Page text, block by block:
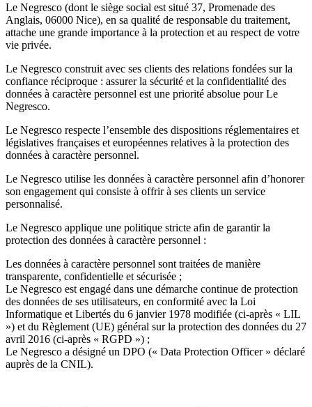
Le Negresco (dont le siège social est situé 37, Promenade des
Anglais, 06000 Nice), en sa qualité de responsable du traitement,
attache une grande importance à la protection et au respect de votre
vie privée.
Le Negresco construit avec ses clients des relations fondées sur la
confiance réciproque : assurer la sécurité et la confidentialité des
données à caractère personnel est une priorité absolue pour Le
Negresco.
Le Negresco respecte l’ensemble des dispositions réglementaires et
législatives françaises et européennes relatives à la protection des
données à caractère personnel.
Le Negresco utilise les données à caractère personnel afin d’honorer
son engagement qui consiste à offrir à ses clients un service
personnalisé.
Le Negresco applique une politique stricte afin de garantir la
protection des données à caractère personnel :
Les données à caractère personnel sont traitées de manière
transparente, confidentielle et sécurisée ;
Le Negresco est engagé dans une démarche continue de protection
des données de ses utilisateurs, en conformité avec la Loi
Informatique et Libertés du 6 janvier 1978 modifiée (ci-après « LIL
») et du Règlement (UE) général sur la protection des données du 27
avril 2016 (ci-après « RGPD ») ;
Le Negresco a désigné un DPO (« Data Protection Officer » déclaré
auprès de la CNIL).